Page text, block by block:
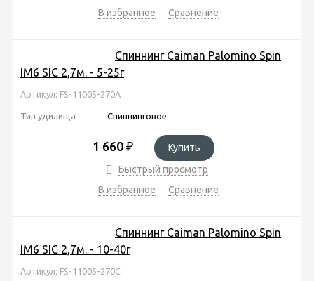
В избранное
Сравнение
Спиннинг Caiman Palomino Spin
IM6 SIC 2,7м. - 5-25г
Артикул: FS-11005-270A
Тип удилища Спиннинговое
1 660 ₽
Купить
Быстрый просмотр
В избранное
Сравнение
Спиннинг Caiman Palomino Spin
IM6 SIC 2,7м. - 10-40г
Артикул: FS-11005-270C